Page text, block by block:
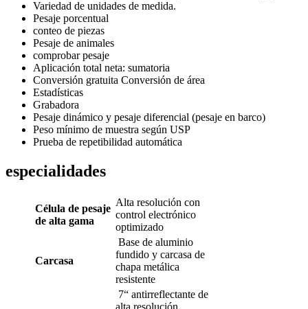
Variedad de unidades de medida.
Pesaje porcentual
conteo de piezas
Pesaje de animales
comprobar pesaje
Aplicación total neta: sumatoria
Conversión gratuita Conversión de área
Estadísticas
Grabadora
Pesaje dinámico y pesaje diferencial (pesaje en barco)
Peso mínimo de muestra según USP
Prueba de repetibilidad automática
especialidades
Célula de pesaje
de alta gama
Alta resolución con
control electrónico
optimizado
Carcasa
Base de aluminio
fundido y carcasa de
chapa metálica
resistente
7“ antirreflectante de
alta resolución.